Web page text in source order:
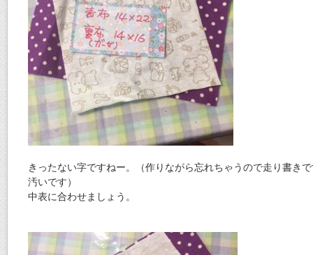
きったない字ですねー。（作りながら忘れちゃうので走り書き
汚いです）
中表に合わせましょう。